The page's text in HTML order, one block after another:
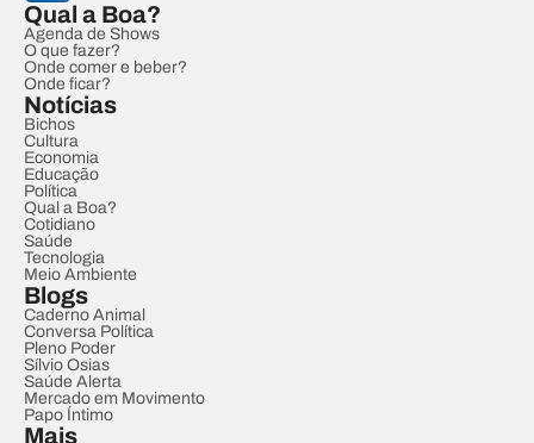
Qual a Boa?
Agenda de Shows
O que fazer?
Onde comer e beber?
Onde ficar?
Notícias
Bichos
Cultura
Economia
Educação
Política
Qual a Boa?
Cotidiano
Saúde
Tecnologia
Meio Ambiente
Blogs
Caderno Animal
Conversa Política
Pleno Poder
Sílvio Osias
Saúde Alerta
Mercado em Movimento
Papo Íntimo
Mais